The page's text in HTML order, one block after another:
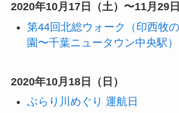
2020年10月17日（土）〜11月29日
第44回北総ウォーク（印西牧
園〜千葉ニュータウン中央駅）
2020年10月18日（日）
ぶらり川めぐり 運航日